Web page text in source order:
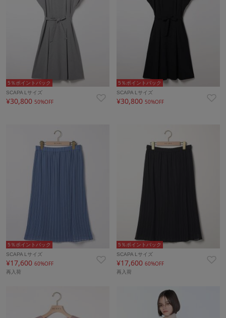
5％ポイントバック
SCAPA Lサイズ
¥30,800 50%OFF
5％ポイントバック
SCAPA Lサイズ
¥30,80050%OFF
5％ポイントバック
SCAPA Lサイズ
¥17,600 60%OFF
再入荷
5％ポイントバック
SCAPA Lサイズ
¥17,60060%OFF
再入荷